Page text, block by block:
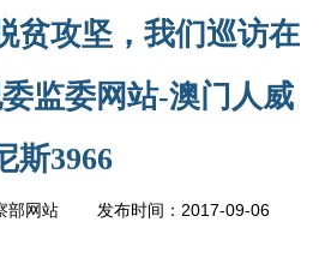
贫攻坚，我们巡访在
监委网站-澳门人威
斯3966
部网站 发布时间： 2017-09-06